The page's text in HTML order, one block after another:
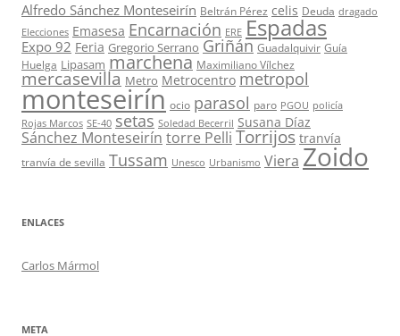
Alfredo Sánchez Monteseirín Beltrán Pérez celis Deuda dragado
Elecciones Emasesa Encarnación ERE Espadas
Expo 92 Feria Gregorio Serrano Griñán Guadalquivir Guía
Huelga Lipasam marchena Maximiliano Vílchez
mercasevilla Metro Metrocentro metropol
monteseirín ocio parasol paro PGOU policía
Rojas Marcos SE-40 setas Soledad Becerril Susana Díaz
Sánchez Monteseirín torre Pelli Torrijos tranvía
tranvía de sevilla Tussam Unesco Urbanismo Viera Zoido
ENLACES
Carlos Mármol
META